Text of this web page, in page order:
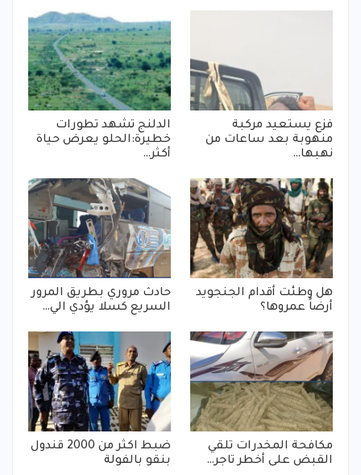
فزع يستعيد مركبة
منهوبة بعد ساعات من
نهبها…
الدلنج تشهد تطورات
خطيرة:الحلو يعرض حياة
أكثر…
هل وطئت أقدام الجنجويد
أرضاً عمروها؟
حادث مروري بطريق المرور
السريع كسلا يؤدي الي…
مكافحة المخدرات تلقي
القبض على أخطر تاجر…
ضبط اكثر من 2000 قندول
بنقو بالفولة